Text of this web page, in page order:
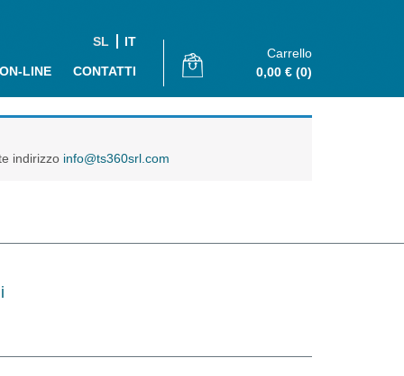
SL IT
LINE CONTATTI
Carrello
0,00 € (0)
indirizzo info@ts360srl.com